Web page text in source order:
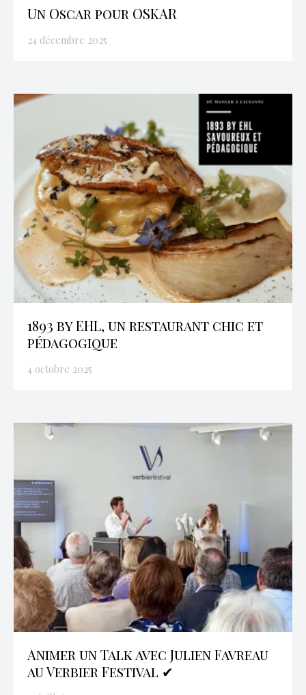
Un Oscar pour OSKAR
24 décembre 2025
1893 by EHL, un restaurant chic et
pédagogique
4 octobre 2025
Animer un Talk avec Julien Favreau
au Verbier Festival ✔